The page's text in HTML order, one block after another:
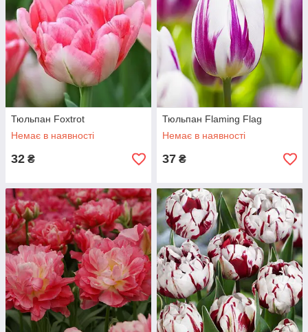
Тюльпан Foxtrot
Немає в наявності
32 ₴
Тюльпан Flaming Flag
Немає в наявності
37 ₴